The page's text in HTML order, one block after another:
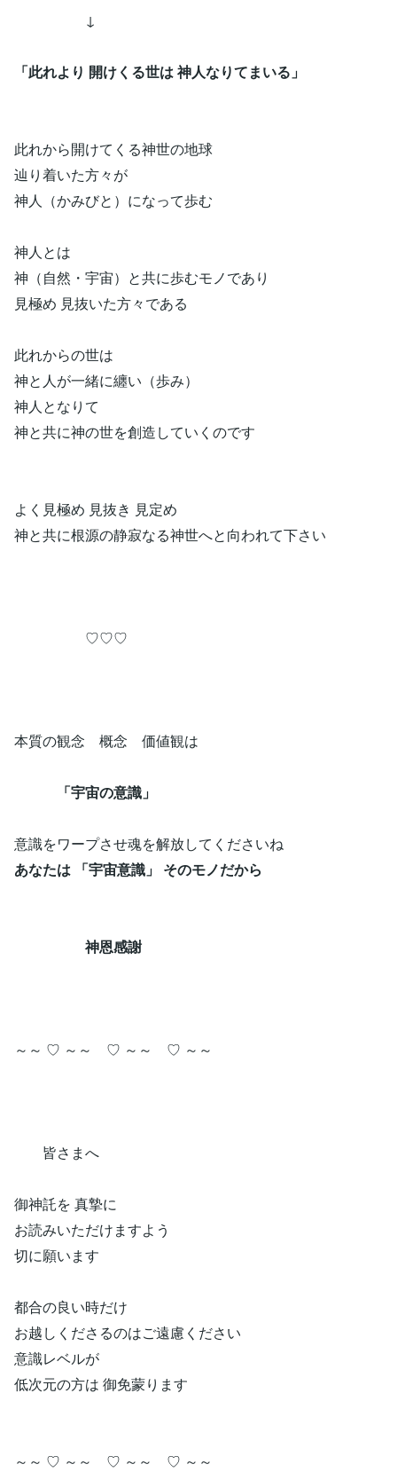
↓
「此れより 開けくる世は 神人なりてまいる」
此れから開けてくる神世の地球
辿り着いた方々が
神人（かみびと）になって歩む
神人とは
神（自然・宇宙）と共に歩むモノであり
見極め 見抜いた方々である
此れからの世は
神と人が一緒に纏い（歩み）
神人となりて
神と共に神の世を創造していくのです
よく見極め 見抜き 見定め
神と共に根源の静寂なる神世へと向われて下さい
♡♡♡
本質の観念 概念 価値観は
「宇宙の意識」
意識をワープさせ魂を解放してくださいね
あなたは 「宇宙意識」 そのモノだから
神恩感謝
～～ ♡ ～～ ♡ ～～ ♡ ～～
皆さまへ
御神託を 真摯に
お読みいただけますよう
切に願います
都合の良い時だけ
お越しくださるのはご遠慮ください
意識レベルが
低次元の方は 御免蒙ります
～～ ♡ ～～ ♡ ～～ ♡ ～～